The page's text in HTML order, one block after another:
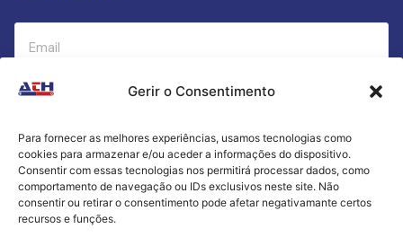
Gerir o Consentimento
Para fornecer as melhores experiências, usamos tecnologias como
cookies para armazenar e/ou aceder a informações do dispositivo.
Consentir com essas tecnologias nos permitirá processar dados, como
comportamento de navegação ou IDs exclusivos neste site. Não
consentir ou retirar o consentimento pode afetar negativamante certos
recursos e funções.
Submeter
Criamos a cozinha perfeita para o seu sucesso
gastronómico!